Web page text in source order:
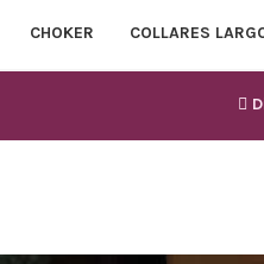
CHOKER COLLARES